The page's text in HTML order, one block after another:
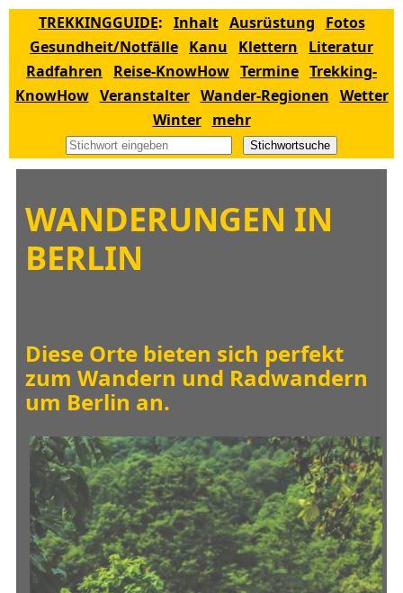
TREKKINGGUIDE: Inhalt Ausrüstung
Fotos
Gesundheit/Notfälle Kanu Klettern
Literatur
Radfahren
Reise-KnowHow Termine Trekking-
KnowHow Veranstalter Wander-Regionen Wetter
Winter
mehr
Stichwortsuche
WANDERUNGEN IN
BERLIN
Diese Orte bieten sich perfekt
zum Wandern und Radwandern
um Berlin an.